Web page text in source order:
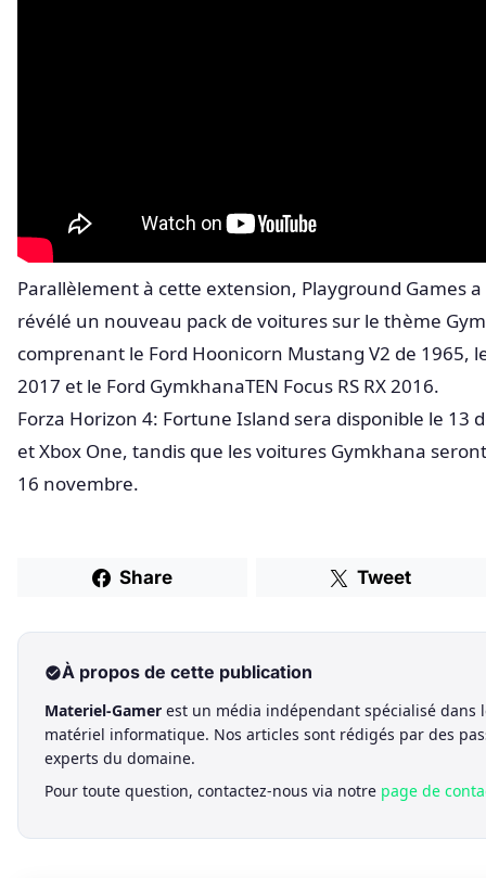
Parallèlement à cette extension, Playground Games
révélé un nouveau pack de voitures sur le thème
comprenant le Ford Hoonicorn Mustang V2 de 1965,
2017 et le Ford GymkhanaTEN Focus RS RX 2016.
Forza Horizon 4: Fortune Island sera disponible le 13
et Xbox One, tandis que les voitures Gymkhana
16 novembre.
Share Tweet
À propos de cette publication
Materiel-Gamer est un média indépendant spécialisé dans
matériel informatique. Nos articles sont rédigés par des
experts du domaine.
Pour toute question, contactez-nous via notre page de